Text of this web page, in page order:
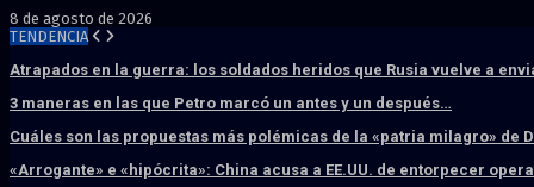
8 de agosto de 2026
TENDENCIA
Atrapados en la guerra: los soldados heridos que Rusia vuelve a
3 maneras en las que Petro marcó un antes y un después…
Cuáles son las propuestas más polémicas de la «patria milagro» de
«Arrogante» e «hipócrita»: China acusa a EE.UU. de entorpecer